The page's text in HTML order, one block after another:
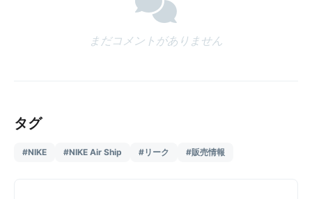
まだコメントがありません
タグ
#NIKE #NIKE Air Ship #リーク #販売情報